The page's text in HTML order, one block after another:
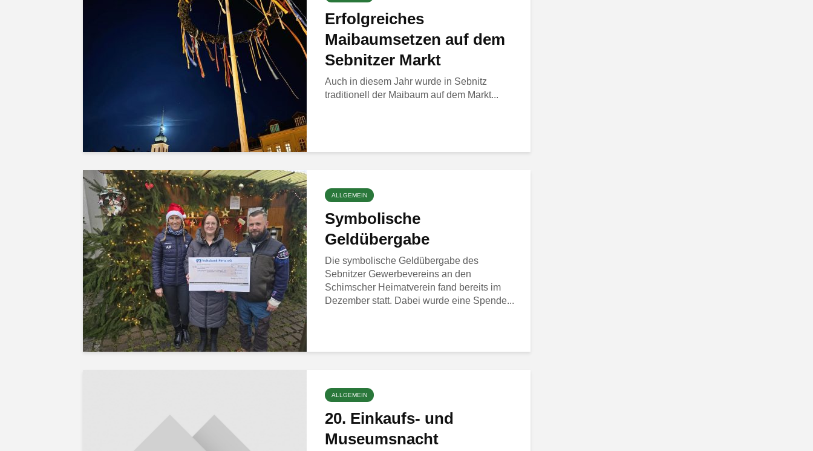
Erfolgreiches
Maibaumsetzen auf dem
Sebnitzer Markt
Auch in diesem Jahr wurde in Sebnitz
traditionell der Maibaum auf dem Markt...
ALLGEMEIN
Symbolische
Geldübergabe
Die symbolische Geldübergabe des
Sebnitzer Gewerbevereins an den
Schimscher Heimatverein fand bereits im
Dezember statt. Dabei wurde eine Spende...
ALLGEMEIN
20. Einkaufs- und
Museumsnacht